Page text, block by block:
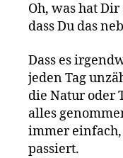
Oh, was hat
dass Du das
Dass es
jeden Tag
die Natur oder
alles
immer einfach,
passiert.